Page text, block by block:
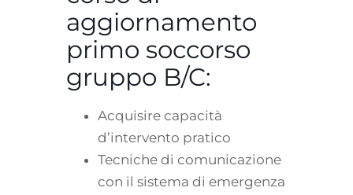
aggiornamento
primo soccorso
gruppo B/C:
Acquisire capacità
d’intervento pratico
Tecniche di comunicazione
con il sistema di emergenza